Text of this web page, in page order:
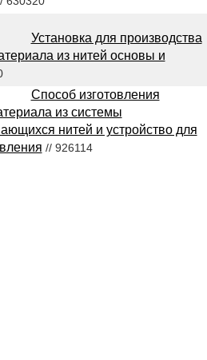
Установка для производства
из нитей основы и
Способ изготовления
из системы
нитей и устройство для
// 926114